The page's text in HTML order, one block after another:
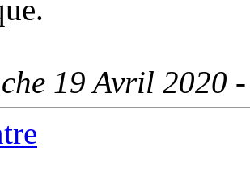
19 Avril 2020